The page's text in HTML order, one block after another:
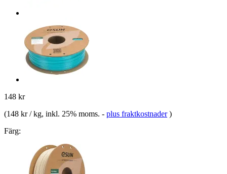
148 kr
(148 kr / kg, inkl. 25% moms. - plus fraktkostnader )
Färg: